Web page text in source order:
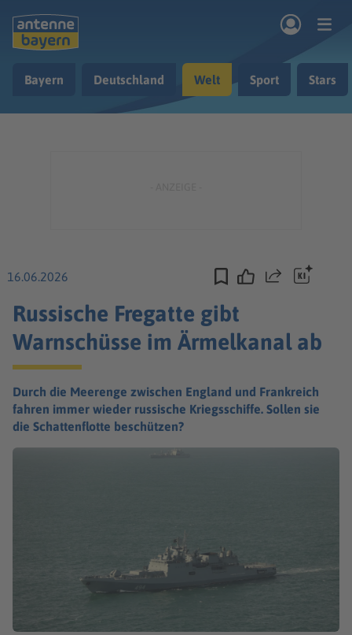
Nachrichten
Bayern Deutschland Welt Sport Stars
16.06.2026 Teilen
Russische Fregatte gibt
Warnschüsse im Ärmelkanal ab
Durch die Meerenge zwischen England und Frankreich
fahren immer wieder russische Kriegsschiffe. Sollen sie
die Schattenflotte beschützen?